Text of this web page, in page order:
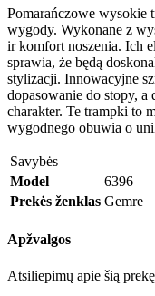
Pomarańczowe wysokie
wygody. Wykonane z
ir komfort noszenia. Ich
sprawia, że będą
stylizacji. Innowacyjne
dopasowanie do stopy,
charakter. Te trampki to
wygodnego obuwia o
Savybės
Model
6396
Prekės ženklas Gemre
Apžvalgos
Atsiliepimų apie šią